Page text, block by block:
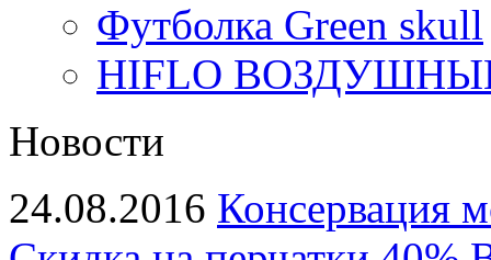
Футболка Green skull
HIFLO
Новости
24.08.2016 Консервация